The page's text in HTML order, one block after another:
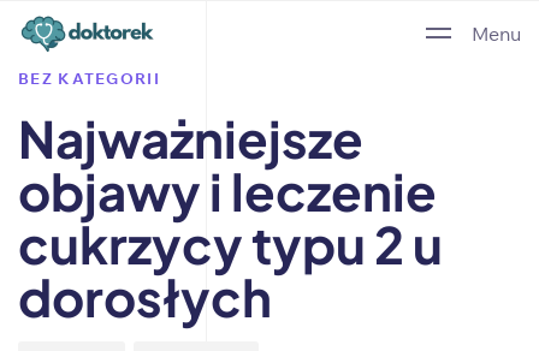
Menu
PUBLISHED
BEZ KATEGORII
Najważniejsze
objawy i leczenie
cukrzycy typu 2 u
dorosłych
Author
Published